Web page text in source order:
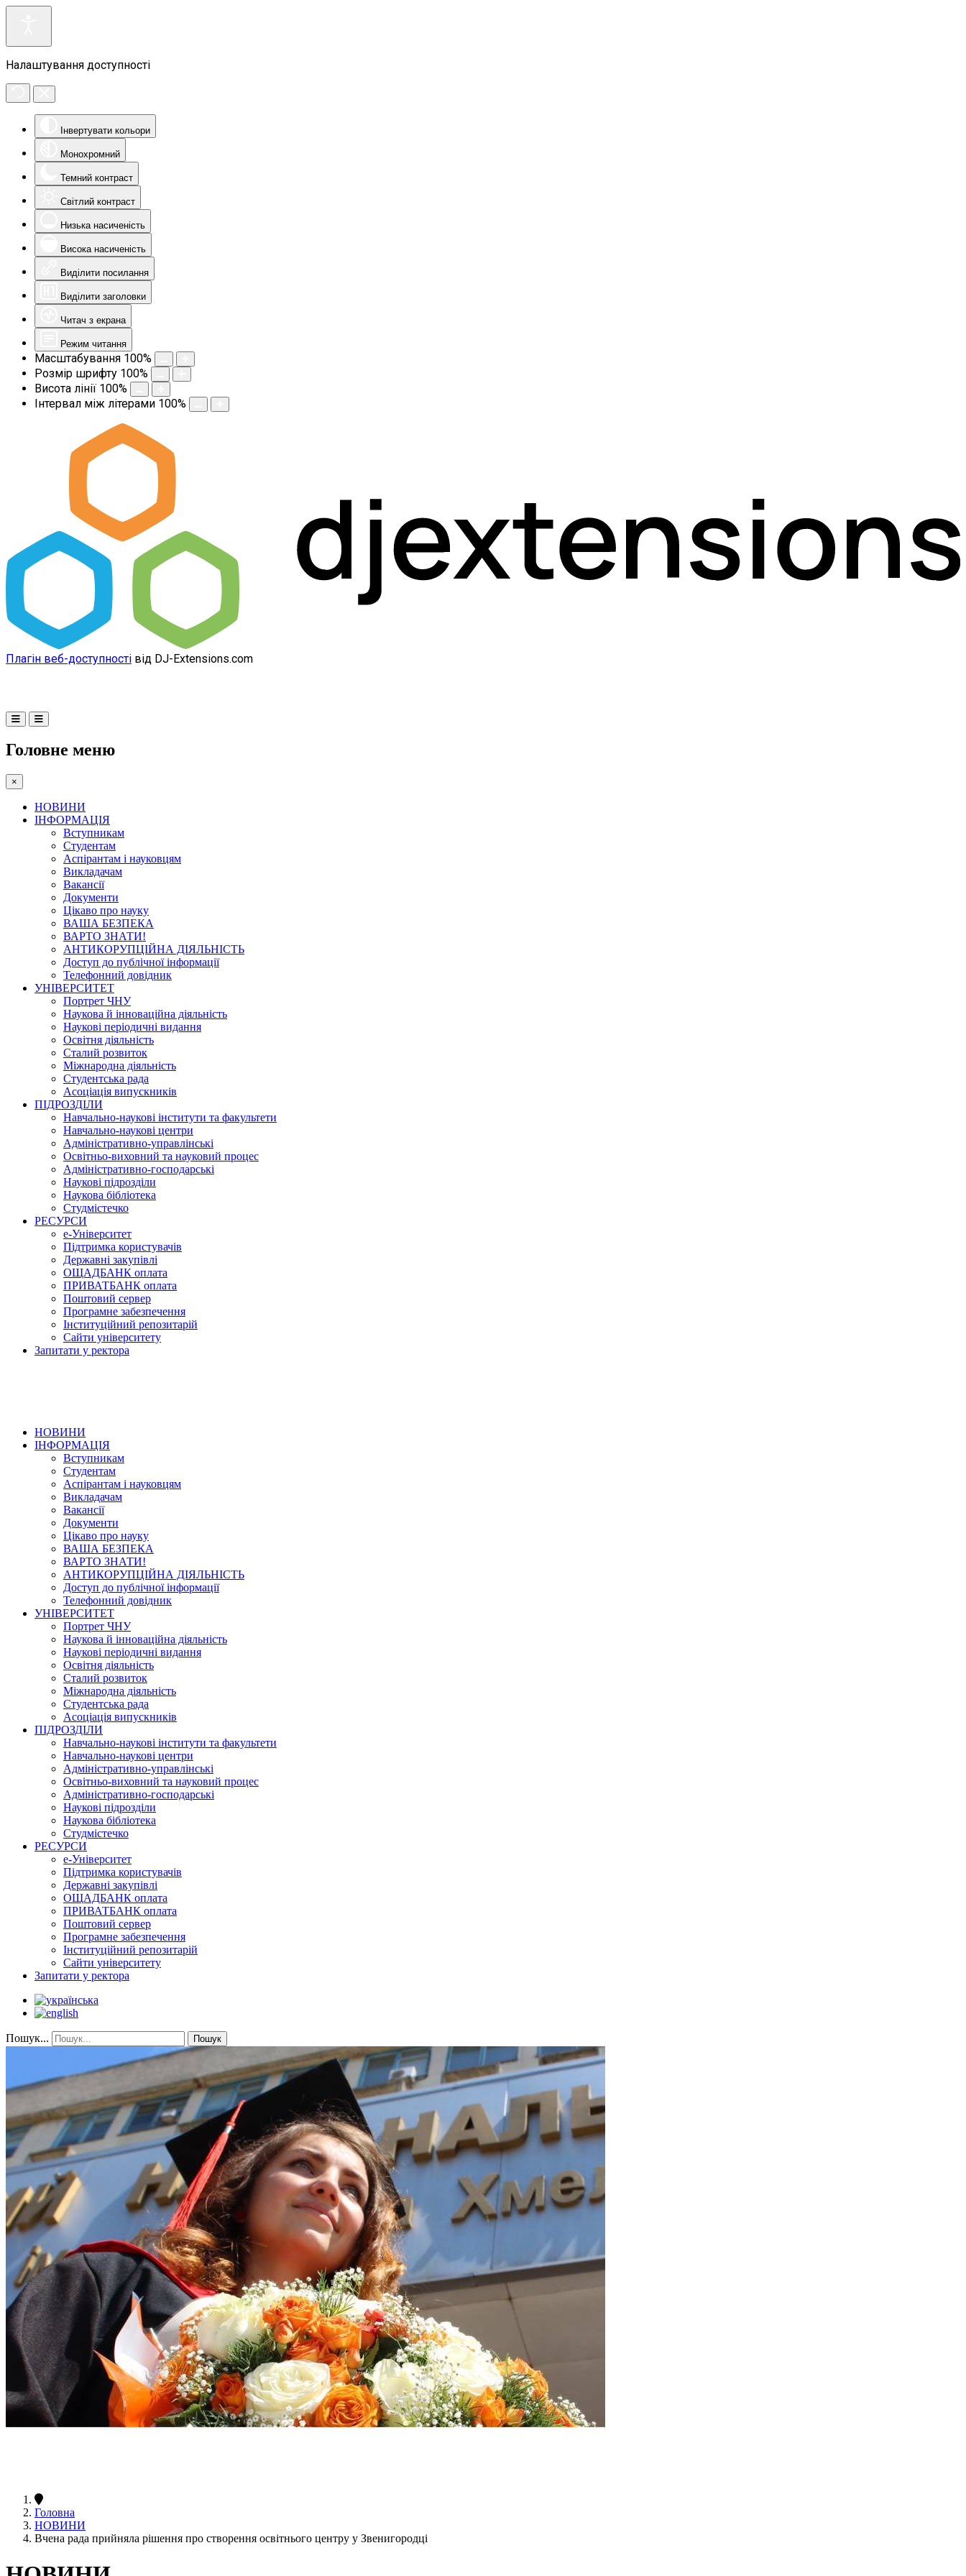
Налаштування доступності
Інвертувати кольори
Монохромний
Темний контраст
Світлий контраст
Низька насиченість
Висока насиченість
Виділити посилання
Виділити заголовки
Читач з екрана
Режим читання
Масштабування 100%
Розмір шрифту 100%
Висота лінії 100%
Інтервал між літерами 100%
Плагін веб-доступності від DJ-Extensions.com
Головне меню
×
НОВИНИ
ІНФОРМАЦІЯ
Вступникам
Студентам
Аспірантам і науковцям
Викладачам
Вакансії
Документи
Цікаво про науку
ВАША БЕЗПЕКА
ВАРТО ЗНАТИ!
АНТИКОРУПЦІЙНА ДІЯЛЬНІСТЬ
Доступ до публічної інформації
Телефонний довідник
УНІВЕРСИТЕТ
Портрет ЧНУ
Наукова й інноваційна діяльність
Наукові періодичні видання
Освітня діяльність
Сталий розвиток
Міжнародна діяльність
Студентська рада
Асоціація випускників
ПІДРОЗДІЛИ
Навчально-наукові інститути та факультети
Навчально-наукові центри
Адміністративно-управлінські
Освітньо-виховний та науковий процес
Адміністративно-господарські
Наукові підрозділи
Наукова бібліотека
Студмістечко
РЕСУРСИ
е-Університет
Підтримка користувачів
Державні закупівлі
ОЩАДБАНК оплата
ПРИВАТБАНК оплата
Поштовий сервер
Програмне забезпечення
Інституційний репозитарій
Сайти університету
Запитати у ректора
НОВИНИ
ІНФОРМАЦІЯ
Вступникам
Студентам
Аспірантам і науковцям
Викладачам
Вакансії
Документи
Цікаво про науку
ВАША БЕЗПЕКА
ВАРТО ЗНАТИ!
АНТИКОРУПЦІЙНА ДІЯЛЬНІСТЬ
Доступ до публічної інформації
Телефонний довідник
УНІВЕРСИТЕТ
Портрет ЧНУ
Наукова й інноваційна діяльність
Наукові періодичні видання
Освітня діяльність
Сталий розвиток
Міжнародна діяльність
Студентська рада
Асоціація випускників
ПІДРОЗДІЛИ
Навчально-наукові інститути та факультети
Навчально-наукові центри
Адміністративно-управлінські
Освітньо-виховний та науковий процес
Адміністративно-господарські
Наукові підрозділи
Наукова бібліотека
Студмістечко
РЕСУРСИ
е-Університет
Підтримка користувачів
Державні закупівлі
ОЩАДБАНК оплата
ПРИВАТБАНК оплата
Поштовий сервер
Програмне забезпечення
Інституційний репозитарій
Сайти університету
Запитати у ректора
Пошук... Пошук
Головна
НОВИНИ
Вчена рада прийняла рішення про створення освітнього центру у Звенигородці